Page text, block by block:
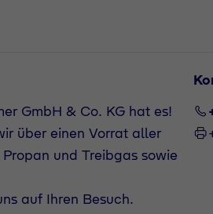
GmbH & Co. KG hat es!
über einen Vorrat aller
und Treibgas sowie
auf Ihren Besuch.